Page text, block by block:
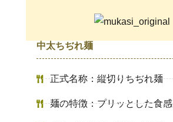
中太ちぢれ麺
正式名称：縦切りちぢれ麺
麺の特徴：プリッとした食感